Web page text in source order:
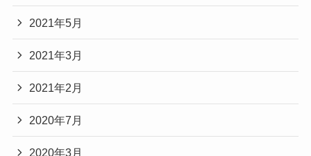
2021年5月
2021年3月
2021年2月
2020年7月
2020年3月